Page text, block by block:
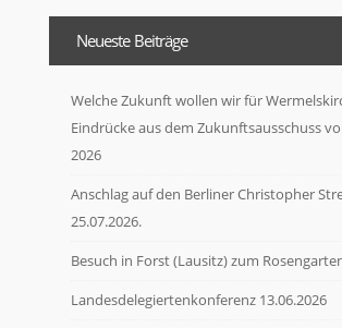
Neueste Beiträge
Welche Zukunft wollen wir für
Eindrücke aus dem Zukunftsausschuss
2026
Anschlag auf den Berliner Christopher
25.07.2026.
Besuch in Forst (Lausitz) zum
Landesdelegiertenkonferenz 13.06.2026